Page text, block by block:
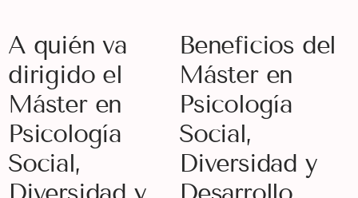
A quién va
dirigido el
Máster en
Psicología
Social,
Beneficios del
Máster en
Psicología
Social,
Diversidad y